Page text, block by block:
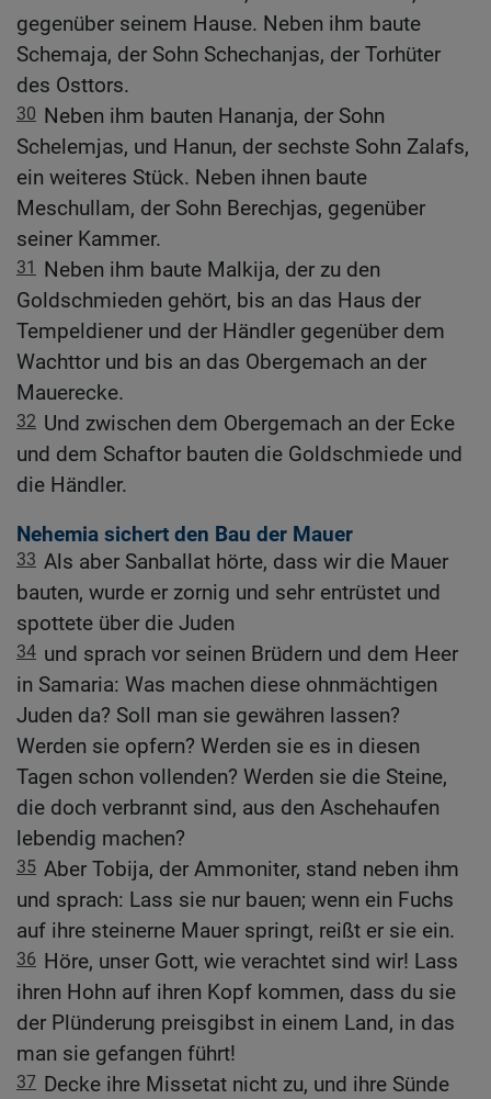
gegenüber seinem Hause. Neben ihm baute
Schemaja, der Sohn Schechanjas, der Torhüter
des Osttors.
30 Neben ihm bauten Hananja, der Sohn
Schelemjas, und Hanun, der sechste Sohn Zalafs,
ein weiteres Stück. Neben ihnen baute
Meschullam, der Sohn Berechjas, gegenüber
seiner Kammer.
31
Neben ihm baute Malkija, der zu den
Goldschmieden gehört, bis an das Haus der
Tempeldiener und der Händler gegenüber dem
Wachttor und bis an das Obergemach an der
Mauerecke.
32 Und zwischen dem Obergemach an der Ecke
und dem Schaftor bauten die Goldschmiede und
die Händler.
Nehemia sichert den Bau der Mauer
33 Als aber Sanballat hörte, dass wir die Mauer
bauten, wurde er zornig und sehr entrüstet und
spottete über die Juden
34 und sprach vor seinen Brüdern und dem Heer
in Samaria: Was machen diese ohnmächtigen
Juden da? Soll man sie gewähren lassen?
Werden sie opfern? Werden sie es in diesen
Tagen schon vollenden? Werden sie die Steine,
die doch verbrannt sind, aus den Aschehaufen
lebendig machen?
35 Aber Tobija, der Ammoniter, stand neben ihm
und sprach: Lass sie nur bauen; wenn ein Fuchs
auf ihre steinerne Mauer springt, reißt er sie ein.
36 Höre, unser Gott, wie verachtet sind wir! Lass
ihren Hohn auf ihren Kopf kommen, dass du sie
der Plünderung preisgibst in einem Land, in das
man sie gefangen führt!
37 Decke ihre Missetat nicht zu, und ihre Sünde